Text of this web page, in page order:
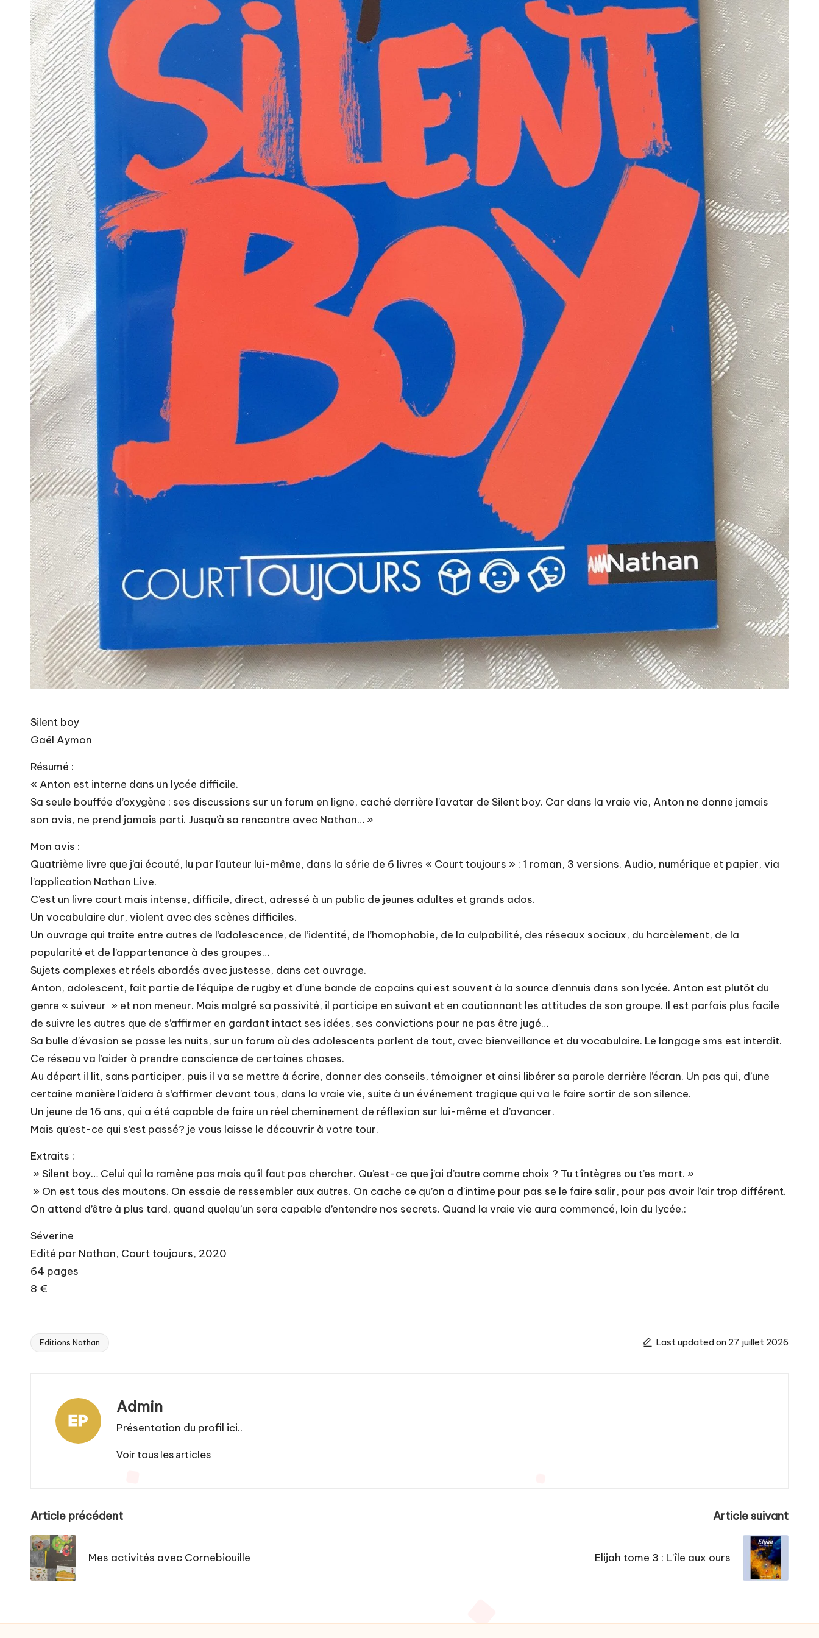
Silent boy
Gaël Aymon
Résumé :
« Anton est interne dans un lycée difficile.
Sa seule bouffée d’oxygène : ses discussions sur un forum en ligne, caché derrière l’avatar de Silent boy. Car dans la vraie vie, Anton ne donne jamais
son avis, ne prend jamais parti. Jusqu’à sa rencontre avec Nathan… »
Mon avis :
Quatrième livre que j’ai écouté, lu par l’auteur lui-même, dans la série de 6 livres « Court toujours » : 1 roman, 3 versions. Audio, numérique et papier, via
l’application Nathan Live.
C’est un livre court mais intense, difficile, direct, adressé à un public de jeunes adultes et grands ados.
Un vocabulaire dur, violent avec des scènes difficiles.
Un ouvrage qui traite entre autres de l’adolescence, de l’identité, de l’homophobie, de la culpabilité, des réseaux sociaux, du harcèlement, de la
popularité et de l’appartenance à des groupes…
Sujets complexes et réels abordés avec justesse, dans cet ouvrage.
Anton, adolescent, fait partie de l’équipe de rugby et d’une bande de copains qui est souvent à la source d’ennuis dans son lycée. Anton est plutôt du
genre « suiveur » et non meneur. Mais malgré sa passivité, il participe en suivant et en cautionnant les attitudes de son groupe. Il est parfois plus facile
de suivre les autres que de s’affirmer en gardant intact ses idées, ses convictions pour ne pas être jugé…
Sa bulle d’évasion se passe les nuits, sur un forum où des adolescents parlent de tout, avec bienveillance et du vocabulaire. Le langage sms est interdit.
Ce réseau va l’aider à prendre conscience de certaines choses.
Au départ il lit, sans participer, puis il va se mettre à écrire, donner des conseils, témoigner et ainsi libérer sa parole derrière l’écran. Un pas qui, d’une
certaine manière l’aidera à s’affirmer devant tous, dans la vraie vie, suite à un événement tragique qui va le faire sortir de son silence.
Un jeune de 16 ans, qui a été capable de faire un réel cheminement de réflexion sur lui-même et d’avancer.
Mais qu’est-ce qui s’est passé? je vous laisse le découvrir à votre tour.
Extraits :
» Silent boy… Celui qui la ramène pas mais qu’il faut pas chercher. Qu’est-ce que j’ai d’autre comme choix ? Tu t’intègres ou t’es mort. »
» On est tous des moutons. On essaie de ressembler aux autres. On cache ce qu’on a d’intime pour pas se le faire salir, pour pas avoir l’air trop différent.
On attend d’être à plus tard, quand quelqu’un sera capable d’entendre nos secrets. Quand la vraie vie aura commencé, loin du lycée.:
Séverine
Edité par Nathan, Court toujours, 2020
64 pages
8 €
Tags:
Editions Nathan Last updated on 27 juillet 2026
Admin
Présentation du profil ici..
Voir tous les articles
Post
navigation
Article précédent
Mes activités avec Cornebiouille
Article suivant
Elijah tome 3 : L’île aux ours